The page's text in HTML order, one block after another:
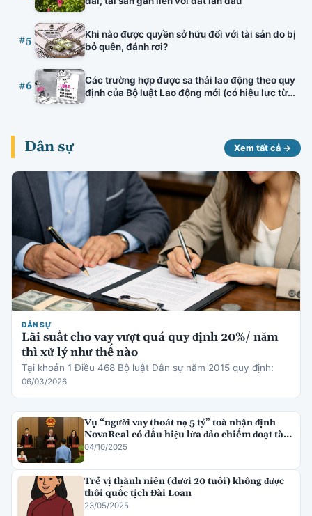
#5
Khi nào được quyền sở hữu đối với tài sản do bị
bỏ quên, đánh rơi?
#6
Các trường hợp được sa thải lao động theo quy
định của Bộ luật Lao động mới (có hiệu lực từ
Dân sự Xem tất cả →
DÂN SỰ
Lãi suất cho vay vượt quá quy định 20%/ năm
thì xử lý như thế nào
Tại khoản 1 Điều 468 Bộ luật Dân sự năm 2015 quy định:
06/03/2026
Vụ “người vay thoát nợ 5 tỷ” toà nhận định
NovaReal có dấu hiệu lừa đảo chiếm đoạt tài
sản
04/10/2025
Trẻ vị thành niên (dưới 20 tuổi) không được
thôi quốc tịch Đài Loan
23/05/2025